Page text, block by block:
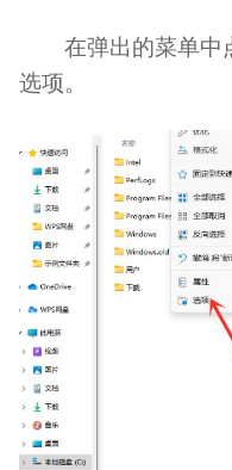
在弹出的菜单中
选项。